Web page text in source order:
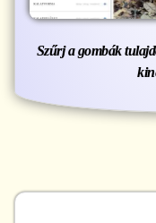
Szűrj a gombák